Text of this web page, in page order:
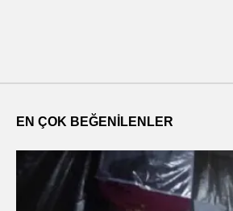
EN ÇOK BEĞENILENLER